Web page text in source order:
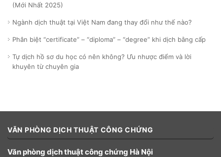
(Mới Nhất 2025)
Ngành dịch thuật tại Việt Nam đang thay đổi như thế nào?
Phân biệt “certificate” – “diploma” – “degree” khi dịch bằng cấp
Tự dịch hồ sơ du học có nên không? Ưu nhược điểm và lời
khuyên từ chuyên gia
VĂN PHÒNG DỊCH THUẬT CÔNG CHỨNG
Văn phòng dịch thuật công chứng Hà Nội